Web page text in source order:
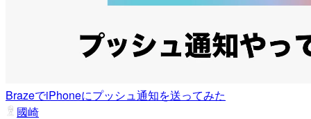
BrazeでiPhoneにプッシュ通知を送ってみた
國崎